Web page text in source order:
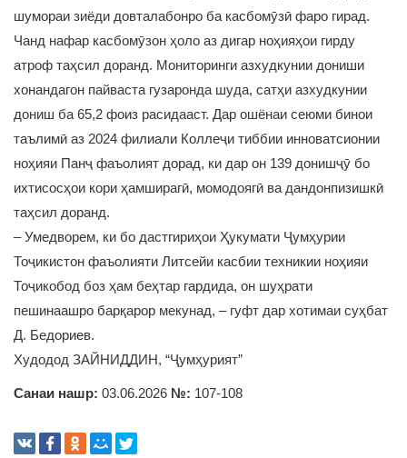
шумораи зиёди довталабонро ба касбомӯзӣ фаро гирад.
Чанд нафар касбомӯзон ҳоло аз дигар ноҳияҳои гирду
атроф таҳсил доранд. Мониторинги азхудкунии дониши
хонандагон пайваста гузаронда шуда, сатҳи азхудкунии
дониш ба 65,2 фоиз расидааст. Дар ошёнаи сеюми бинои
таълимӣ аз 2024 филиали Коллеҷи тиббии инноватсионии
ноҳияи Панҷ фаъолият дорад, ки дар он 139 донишҷӯ бо
ихтисосҳои кори ҳамширагӣ, момодоягӣ ва дандонпизишкӣ
таҳсил доранд.
– Умедворем, ки бо дастгириҳои Ҳукумати Ҷумҳурии
Тоҷикистон фаъолияти Литсейи касбии техникии ноҳияи
Тоҷикобод боз ҳам беҳтар гардида, он шуҳрати
пешинаашро барқарор мекунад, – гуфт дар хотимаи суҳбат
Д. Бедориев.
Худодод ЗАЙНИДДИН, “Ҷумҳурият”
Санаи нашр: 03.06.2026 №: 107-108